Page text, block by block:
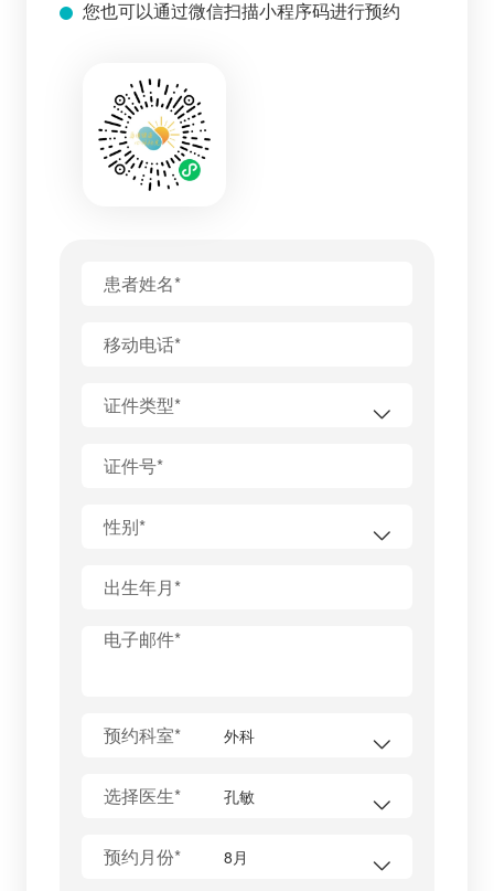
您也可以通过微信扫描小程序码进行预约
患者姓名*
移动电话*
证件类型*
证件号*
性别*
出生年月*
电子邮件*
预约科室*
选择医生*
预约月份*